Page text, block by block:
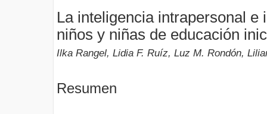
La inteligencia intrapersonal e
niños y niñas de educación
Ilka Rangel, Lidia F. Ruíz, Luz M. Rondón,
Resumen